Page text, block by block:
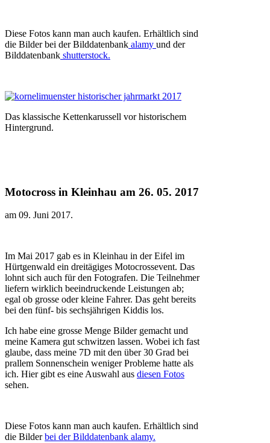
Diese Fotos kann man auch kaufen. Erhältlich sind
die Bilder bei der Bilddatenbank alamy und der
Bilddatenbank shutterstock.
Das klassische Kettenkarussell vor historischem
Hintergrund.
Motocross in Kleinhau am 26. 05. 2017
am 09. Juni 2017.
Im Mai 2017 gab es in Kleinhau in der Eifel im
Hürtgenwald ein dreitägiges Motocrossevent. Das
lohnt sich auch für den Fotografen. Die Teilnehmer
liefern wirklich beeindruckende Leistungen ab;
egal ob grosse oder kleine Fahrer. Das geht bereits
bei den fünf- bis sechsjährigen Kiddis los.
Ich habe eine grosse Menge Bilder gemacht und
meine Kamera gut schwitzen lassen. Wobei ich fast
glaube, dass meine 7D mit den über 30 Grad bei
prallem Sonnenschein weniger Probleme hatte als
ich. Hier gibt es eine Auswahl aus diesen Fotos
sehen.
Diese Fotos kann man auch kaufen. Erhältlich sind
die Bilderbei der Bilddatenbank alamy.